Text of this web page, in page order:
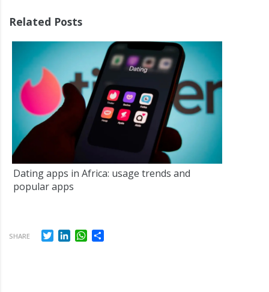
Related Posts
Dating apps in Africa: usage trends and
popular apps
SHARE TwitterLinkedInWhatsApp